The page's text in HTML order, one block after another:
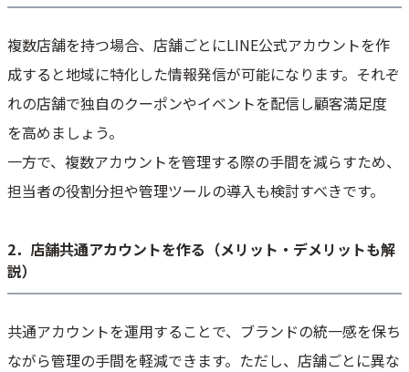
複数店舗を持つ場合、店舗ごとにLINE公式アカウントを作
成すると地域に特化した情報発信が可能になります。それぞ
れの店舗で独自のクーポンやイベントを配信し顧客満足度
を高めましょう。
一方で、複数アカウントを管理する際の手間を減らすため、
担当者の役割分担や管理ツールの導入も検討すべきです。
2．店舗共通アカウントを作る（メリット・デメリットも解
説）
共通アカウントを運用することで、ブランドの統一感を保ち
ながら管理の手間を軽減できます。ただし、店舗ごとに異な